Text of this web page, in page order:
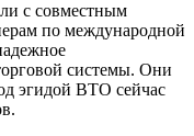
с совместным
по международной
системы. Они
эгидой ВТО сейчас